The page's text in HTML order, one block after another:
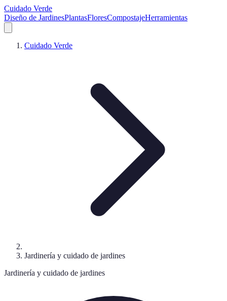
Cuidado Verde
Diseño de JardinesPlantasFloresCompostajeHerramientas
Cuidado Verde
Jardinería y cuidado de jardines
Jardinería y cuidado de jardines